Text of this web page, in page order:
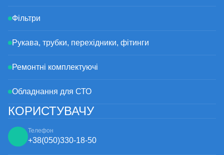
Фільтри
Рукава, трубки, перехідники, фітинги
Ремонтні комплектуючі
Обладнання для СТО
КОРИСТУВАЧУ
Телефон
+38(050)330-18-50